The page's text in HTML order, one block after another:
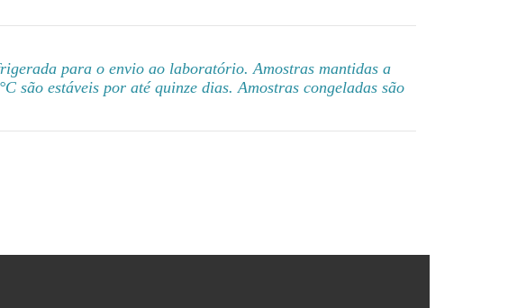
para o envio ao laboratório. Amostras mantidas a
são estáveis por até quinze dias. Amostras congeladas são